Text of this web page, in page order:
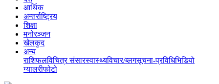
आर्थिक
अन्तर्राष्ट्रिय
शिक्षा
मनोरञ्जन
खेलकुद
अन्य
राशिफलविचित्र संसारस्वास्थ्यविचार/ब्लगसूचना-प्रविधिभिडियो
ग्यालरीफोटो